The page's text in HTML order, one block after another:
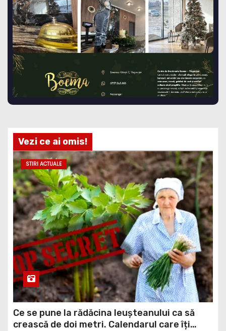
Vezi ce ai omis!
STIRI ACTUALE
Ce se pune la rădăcina leușteanului ca să
crească de doi metri. Calendarul care îți